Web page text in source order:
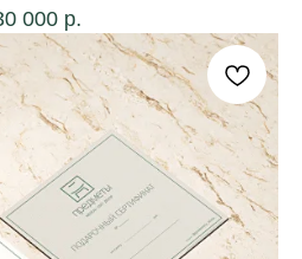
000 р.